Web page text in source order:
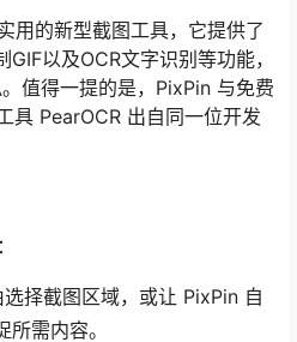
用的新型截图工具，它提供了
以及OCR文字识别等功能，
值得一提的是，PixPin 与免费
具 PearOCR 出自同一位开发
择截图区域，或让 PixPin 自
需内容。